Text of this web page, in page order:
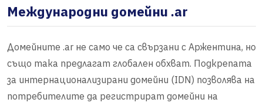
Международни домейни .ar
Домейните .ar не само че са свързани с Аржентина, но
също така предлагат глобален обхват. Подкрепата
за интернационализирани домейни (IDN) позволява на
потребителите да регистрират домейни на